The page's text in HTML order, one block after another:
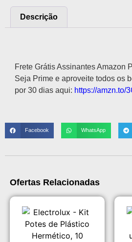
Descrição
Frete Grátis Assinantes Amazon
Seja Prime e aproveite todos os
por 30 dias aqui: https://amzn.to/
Facebook WhatsApp
Ofertas Relacionadas